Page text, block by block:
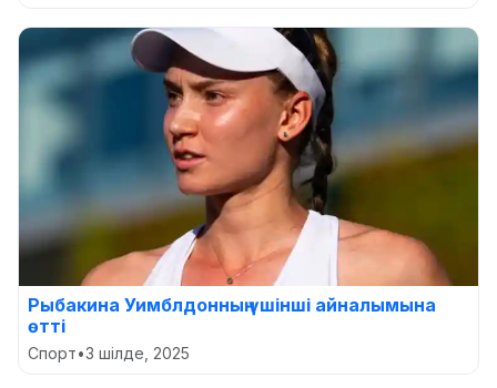
Рыбакина Уимблдонның үшінші айналымына
өтті
Спорт•3 шілде, 2025